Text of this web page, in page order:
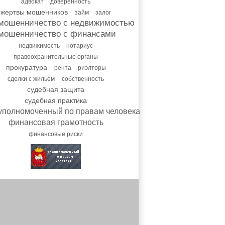
адвокат доверенность
жертвы мошенников займ залог
с недвижимостью
с финансами
недвижимость
нотариус
правоохранительные органы
прокуратура рента
риэлторы
сделки с жильем
собственность
судебная защита
судебная практика
по правам человека
финансовая грамотность
финансовые риски